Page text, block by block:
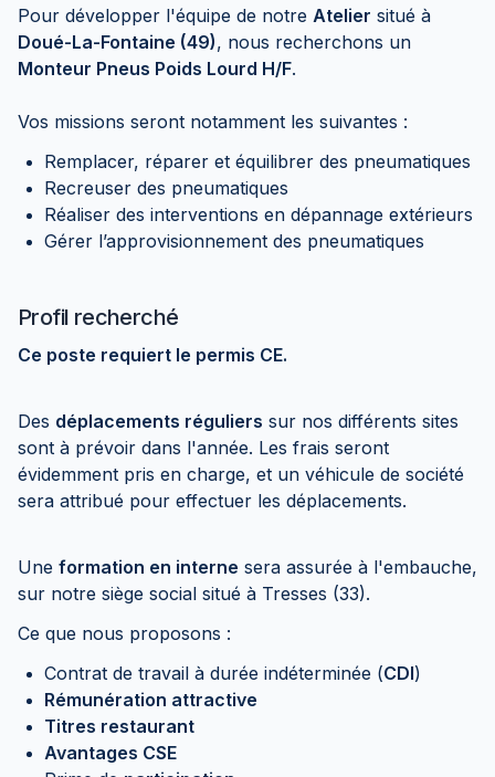
Pour développer l'équipe de notre Atelier situé à
Doué-La-Fontaine (49), nous recherchons un
Monteur Pneus Poids Lourd H/F.
Vos missions seront notamment les suivantes :
Remplacer, réparer et équilibrer des pneumatiques
Recreuser des pneumatiques
Réaliser des interventions en dépannage extérieurs
Gérer l’approvisionnement des pneumatiques
Profil recherché
Ce poste requiert le permis CE.
Des déplacements réguliers sur nos différents sites
sont à prévoir dans l'année. Les frais seront
évidemment pris en charge, et un véhicule de société
sera attribué pour effectuer les déplacements.
Une formation en interne sera assurée à l'embauche,
sur notre siège social situé à Tresses (33).
Ce que nous proposons :
Contrat de travail à durée indéterminée (CDI)
Rémunération attractive
Titres restaurant
Avantages CSE